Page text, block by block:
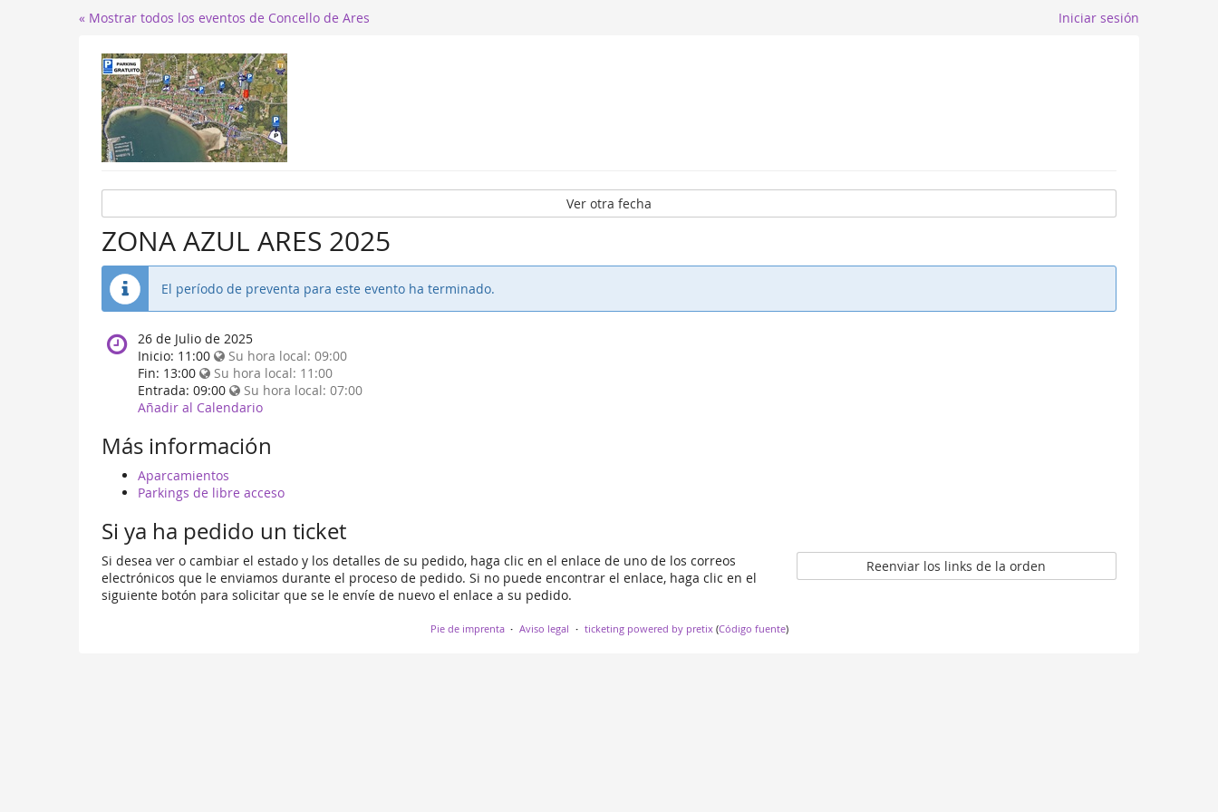
Iniciar sesión
« Mostrar todos los eventos de Concello de Ares
Ver otra fecha
ZONA AZUL ARES 2025
El período de preventa para este evento ha terminado.
When
does
the
event
happen?
26 de Julio de 2025
Inicio: 11:00 Su hora local: 09:00
Fin: 13:00 Su hora local: 11:00
Entrada: 09:00 Su hora local: 07:00
Añadir al Calendario
Más información
Aparcamientos
Parkings de libre acceso
Si ya ha pedido un ticket
Si desea ver o cambiar el estado y los detalles de su pedido, haga clic en el enlace de uno de los correos
electrónicos que le enviamos durante el proceso de pedido. Si no puede encontrar el enlace, haga clic en el
siguiente botón para solicitar que se le envíe de nuevo el enlace a su pedido.
Reenviar los links de la orden
Pie de imprenta Aviso legal ticketing powered by pretix(Código fuente)